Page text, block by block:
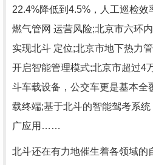
22.4%降低到4.5%，人工巡检效
燃气管网 运营风险;北京市六环
实现北斗 定位;北京市地下热力
开启智能管理模式;北京市超过4
斗车载设备，公交车更是基本全
载终端;基于北斗的智能驾考系
广应用……
北斗还在有力地催生着各领域的